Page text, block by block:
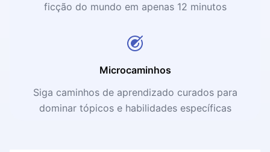
ficção do mundo em apenas 12 minutos
Microcaminhos
Siga caminhos de aprendizado curados para
dominar tópicos e habilidades específicas